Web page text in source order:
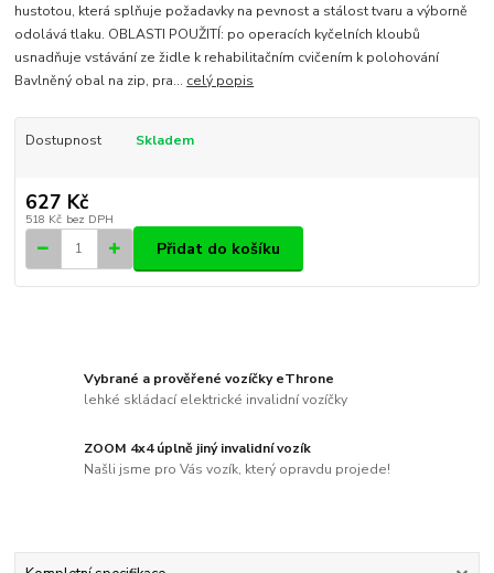
hustotou, která splňuje požadavky na pevnost a stálost tvaru a výborně
odolává tlaku. OBLASTI POUŽITÍ: po operacích kyčelních kloubů
usnadňuje vstávání ze židle k rehabilitačním cvičením k polohování
Bavlněný obal na zip, pra... celý popis
Dostupnost Skladem
627 Kč
518 Kč bez DPH
Přidat do košíku
Vybrané a prověřené vozíčky eThrone
lehké skládací elektrické invalidní vozíčky
ZOOM 4x4 úplně jiný invalidní vozík
Našli jsme pro Vás vozík, který opravdu projede!